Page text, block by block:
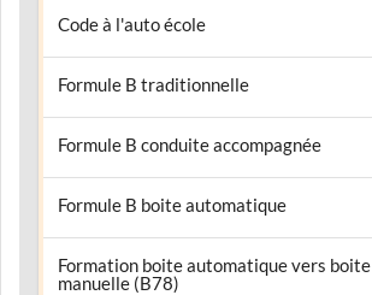
Code à l'auto école
Formule B traditionnelle
Formule B conduite accompagnée
Formule B boite automatique
Formation boite automatique vers boite
manuelle (B78)